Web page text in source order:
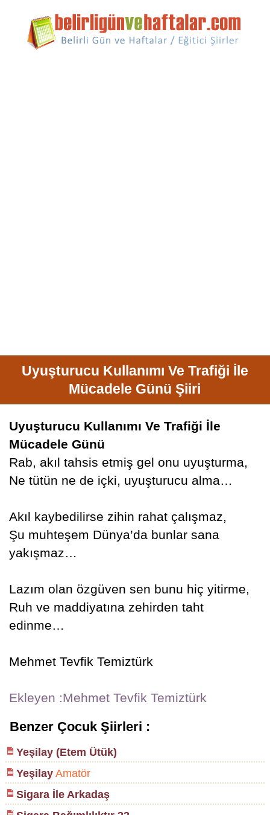
Uyuşturucu Kullanımı Ve Trafiği İle
Mücadele Günü Şiiri
Uyuşturucu Kullanımı Ve Trafiği İle
Mücadele Günü
Rab, akıl tahsis etmiş gel onu uyuşturma,
Ne tütün ne de içki, uyuşturucu alma…
Akıl kaybedilirse zihin rahat çalışmaz,
Şu muhteşem Dünya’da bunlar sana
yakışmaz…
Lazım olan özgüven sen bunu hiç yitirme,
Ruh ve maddiyatına zehirden taht
edinme…
Mehmet Tevfik Temiztürk
Ekleyen :Mehmet Tevfik Temiztürk
Benzer Çocuk Şiirleri :
Yeşilay (Etem Ütük)
YeşilayAmatör
Sigara İle Arkadaş